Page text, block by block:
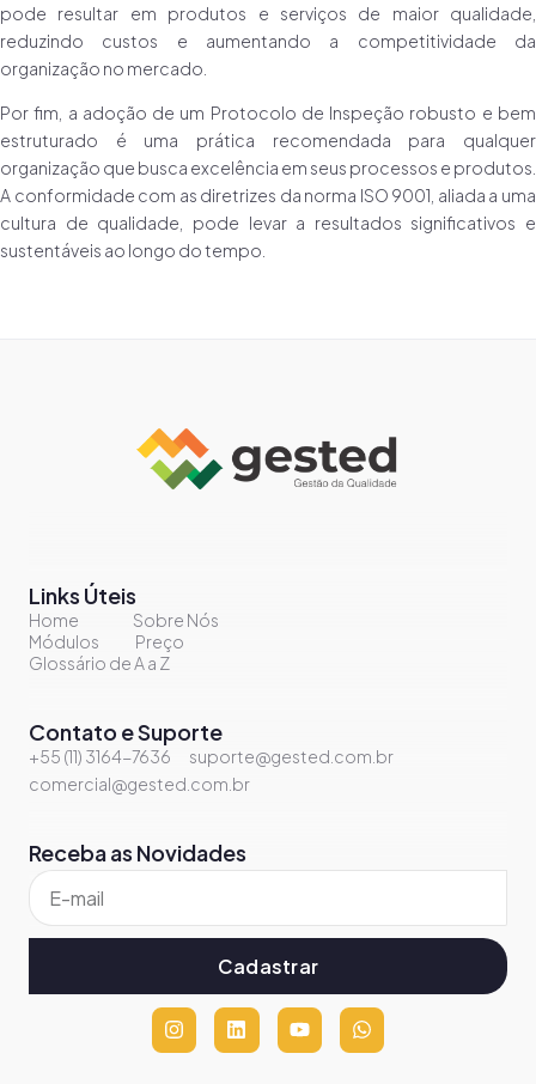
pode resultar em produtos e serviços de maior qualidade,
reduzindo custos e aumentando a competitividade da
organização no mercado.
Por fim, a adoção de um Protocolo de Inspeção robusto e bem
estruturado é uma prática recomendada para qualquer
organização que busca excelência em seus processos e produtos.
A conformidade com as diretrizes da norma ISO 9001, aliada a uma
cultura de qualidade, pode levar a resultados significativos e
sustentáveis ao longo do tempo.
Receba as Novidades
Cadastrar
Links Úteis
Home
Sobre Nós
Módulos
Preço
Glossário de A a Z
Contato e Suporte
+55 (11) 3164-7636
suporte@gested.com.br
comercial@gested.com.br